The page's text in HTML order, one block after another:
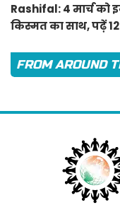
Rashifal: 4 मार्च को
किस्मत का साथ, पढ़ें 12
FROM AROUND